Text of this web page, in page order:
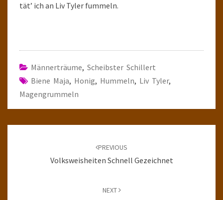
tät’ ich an Liv Tyler fummeln.
Männerträume, Scheibster Schillert
Biene Maja, Honig, Hummeln, Liv Tyler,
Magengrummeln
PREVIOUS
Volksweisheiten Schnell Gezeichnet
NEXT